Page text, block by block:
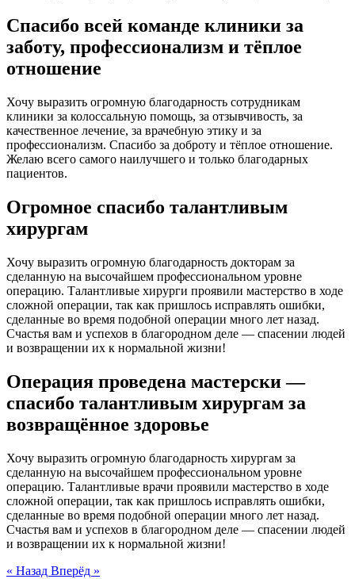
Спасибо всей команде клиники за
заботу, профессионализм и тёплое
отношение
Хочу выразить огромную благодарность сотрудникам
клиники за колоссальную помощь, за отзывчивость, за
качественное лечение, за врачебную этику и за
профессионализм. Спасибо за доброту и тёплое отношение.
Желаю всего самого наилучшего и только благодарных
пациентов.
Огромное спасибо талантливым
хирургам
Хочу выразить огромную благодарность докторам за
сделанную на высочайшем профессиональном уровне
операцию. Талантливые хирурги проявили мастерство в ходе
сложной операции, так как пришлось исправлять ошибки,
сделанные во время подобной операции много лет назад.
Счастья вам и успехов в благородном деле — спасении людей
и возвращении их к нормальной жизни!
Операция проведена мастерски —
спасибо талантливым хирургам за
возвращённое здоровье
Хочу выразить огромную благодарность хирургам за
сделанную на высочайшем профессиональном уровне
операцию. Талантливые врачи проявили мастерство в ходе
сложной операции, так как пришлось исправлять ошибки,
сделанные во время подобной операции много лет назад.
Счастья вам и успехов в благородном деле — спасении людей
и возвращении их к нормальной жизни!
« Назад Вперёд »